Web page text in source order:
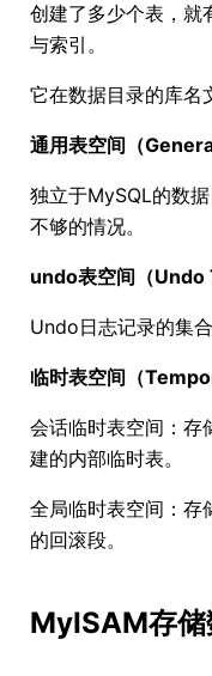
创建了多少个表，就
与索引。
它在数据目录的库名
通用表空间（
独立于MySQL的数
不够的情况。
undo表空间（Undo
Undo日志记录的集合
临时表空间（
会话临时表空间：存
建的内部临时表。
全局临时表空间：存
的回滚段。
MyISAM存储